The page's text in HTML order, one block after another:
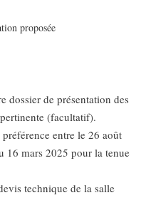
proposée
dossier de présentation des
(facultatif).
entre le 26 août
16 mars 2025 pour la tenue
technique de la salle